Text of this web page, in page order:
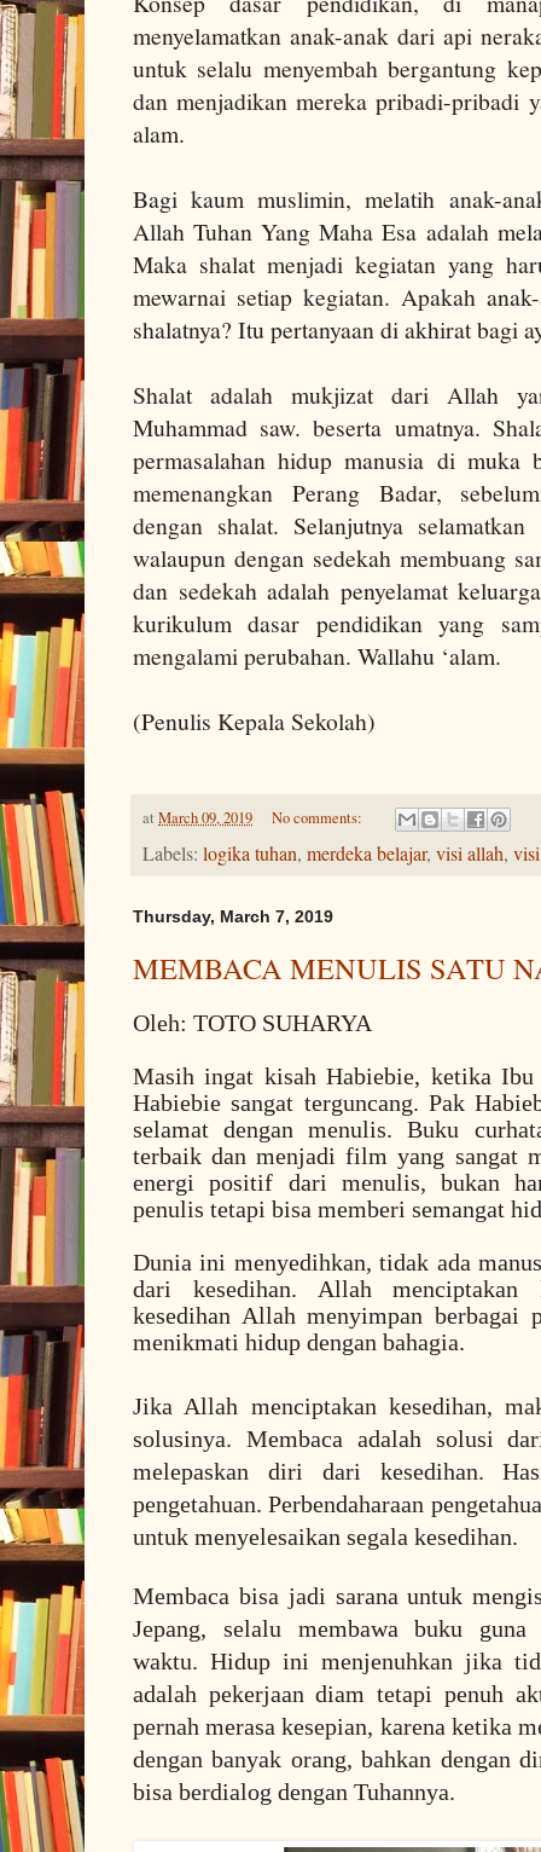
menyelamatkan anak-anak dari api
untuk selalu menyembah bergantung
dan menjadikan mereka pribadi-pribadi
alam.
Bagi kaum muslimin, melatih anak-
Allah Tuhan Yang Maha Esa adalah
Maka shalat menjadi kegiatan yang
mewarnai setiap kegiatan. Apakah
shalatnya? Itu pertanyaan di akhirat bagi
Shalat adalah mukjizat dari Allah
Muhammad saw. beserta umatnya.
permasalahan hidup manusia di muka
memenangkan Perang Badar,
dengan shalat. Selanjutnya
walaupun dengan sedekah membuang
dan sedekah adalah penyelamat
kurikulum dasar pendidikan yang
mengalami perubahan. Wallahu ‘alam.
(Penulis Kepala Sekolah)
at March 09, 2019 No comments:
Labels: logika tuhan, merdeka belajar, visi allah,
Thursday, March 7, 2019
MEMBACA MENULIS SATU
Oleh: TOTO SUHARYA
Masih ingat kisah Habiebie, ketika
Habiebie sangat terguncang. Pak
selamat dengan menulis. Buku
terbaik dan menjadi film yang sangat
energi positif dari menulis, bukan
penulis tetapi bisa memberi semangat
Dunia ini menyedihkan, tidak ada
dari kesedihan. Allah menciptakan
kesedihan Allah menyimpan berbagai
menikmati hidup dengan bahagia.
Jika Allah menciptakan kesedihan,
solusinya. Membaca adalah solusi
melepaskan diri dari kesedihan.
pengetahuan. Perbendaharaan
untuk menyelesaikan segala kesedihan.
Membaca bisa jadi sarana untuk
Jepang, selalu membawa buku guna
waktu. Hidup ini menjenuhkan jika
adalah pekerjaan diam tetapi penuh
pernah merasa kesepian, karena ketika
dengan banyak orang, bahkan dengan
bisa berdialog dengan Tuhannya.